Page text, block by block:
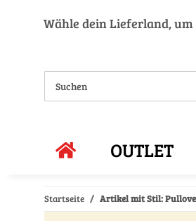
Wähle dein Lieferland,
OUTLET
Startseite Artikel mit Stil: